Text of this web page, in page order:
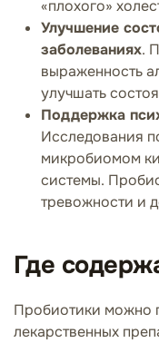
«плохого»
Улучшение
заболеваниях.
выраженность
улучшать
Поддержка
Исследования
микробиомом
системы.
тревожности и
Где
Пробиотики можно
лекарственных